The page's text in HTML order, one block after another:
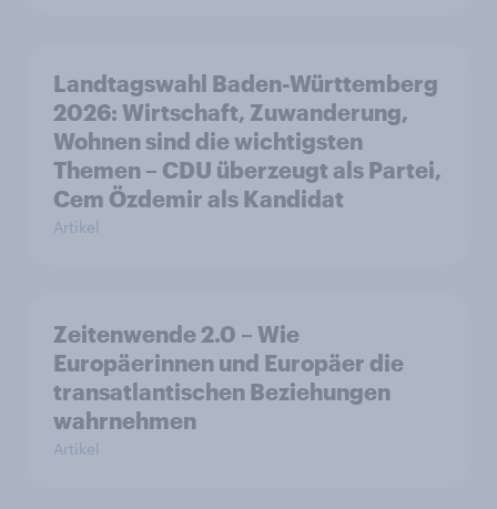
Landtagswahl Baden-Württemberg
2026: Wirtschaft, Zuwanderung,
Wohnen sind die wichtigsten
Themen – CDU überzeugt als Partei,
Cem Özdemir als Kandidat
Artikel
Zeitenwende 2.0 – Wie
Europäerinnen und Europäer die
transatlantischen Beziehungen
wahrnehmen
Artikel